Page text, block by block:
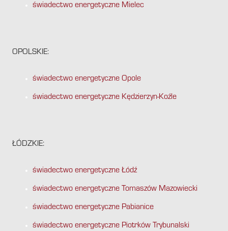
świadectwo energetyczne Mielec
OPOLSKIE:
świadectwo energetyczne Opole
świadectwo energetyczne Kędzierzyn-Koźle
ŁÓDZKIE:
świadectwo energetyczne Łódź
świadectwo energetyczne Tomaszów Mazowiecki
świadectwo energetyczne Pabianice
świadectwo energetyczne Piotrków Trybunalski